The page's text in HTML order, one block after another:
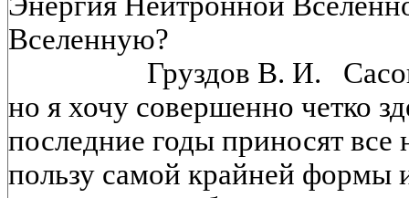
Вселенную?
Груздов В. И.
но я хочу совершенно четко
последние годы приносят все
пользу самой крайней формы